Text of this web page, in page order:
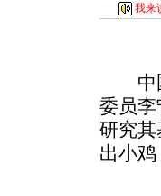
我来
中国
委员李
研究其
出小鸡